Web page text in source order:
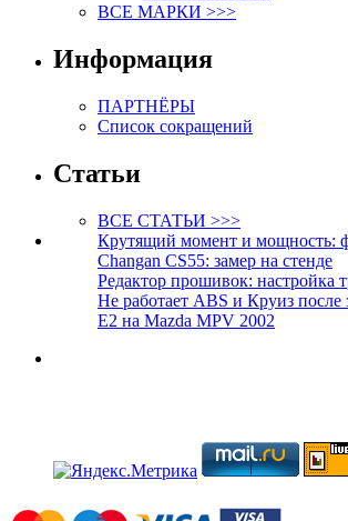
ВСЕ МАРКИ >>>
Информация
ПАРТНЁРЫ
Список сокращений
Статьи
ВСЕ СТАТЬИ >>>
Крутящий момент и мощность:
Changan CS55: замер на стенде
Редактор прошивок: настройка
Не работает ABS и Круиз после
E2 на Mazda MPV 2002